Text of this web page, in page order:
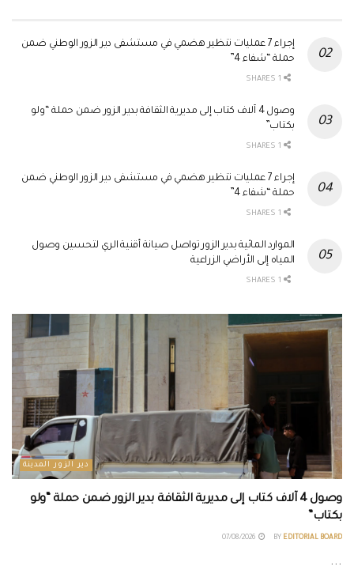
إجراء 7 عمليات تنظير هضمي في مستشفى دير الزور الوطني ضمن
حملة “شفاء 4”
وصول 4 آلاف كتاب إلى مديرية الثقافة بدير الزور ضمن حملة “ولو
بكتاب”
إجراء 7 عمليات تنظير هضمي في مستشفى دير الزور الوطني ضمن
حملة “شفاء 4”
الموارد المائية بدير الزور تواصل صيانة أقنية الري لتحسين وصول
المياه إلى الأراضي الزراعية
دير الزور المدينة
وصول 4 آلاف كتاب إلى مديرية الثقافة بدير الزور ضمن حملة “ولو
بكتاب”
BY EDITORIAL BOARD
...